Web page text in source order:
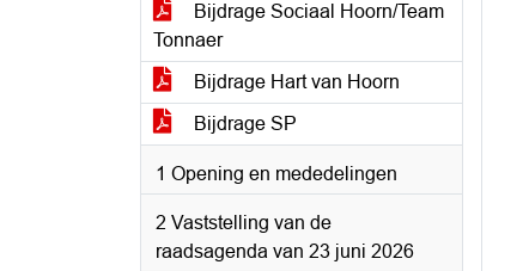
Bijdrage Sociaal Hoorn/Team
Tonnaer
Bijdrage Hart van Hoorn
Bijdrage SP
1 Opening en mededelingen
2 Vaststelling van de
raadsagenda van 23 juni 2026